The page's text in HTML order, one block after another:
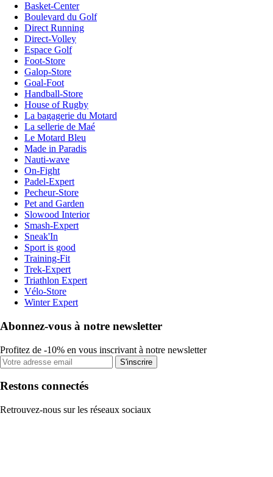
Basket-Center
Boulevard du Golf
Direct Running
Direct-Volley
Espace Golf
Foot-Store
Galop-Store
Goal-Foot
Handball-Store
House of Rugby
La bagagerie du Motard
La sellerie de Maé
Le Motard Bleu
Made in Paradis
Nauti-wave
On-Fight
Padel-Expert
Pecheur-Store
Pet and Garden
Slowood Interior
Smash-Expert
Sneak'In
Sport is good
Training-Fit
Trek-Expert
Triathlon Expert
Vélo-Store
Winter Expert
Abonnez-vous à notre newsletter
Profitez de -10% en vous inscrivant à notre newsletter
S'inscrire
Restons connectés
Retrouvez-nous sur les réseaux sociaux